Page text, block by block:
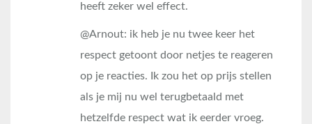
heeft zeker wel effect.
@Arnout: ik heb je nu twee keer het
respect getoont door netjes te reageren
op je reacties. Ik zou het op prijs stellen
als je mij nu wel terugbetaald met
hetzelfde respect wat ik eerder vroeg.